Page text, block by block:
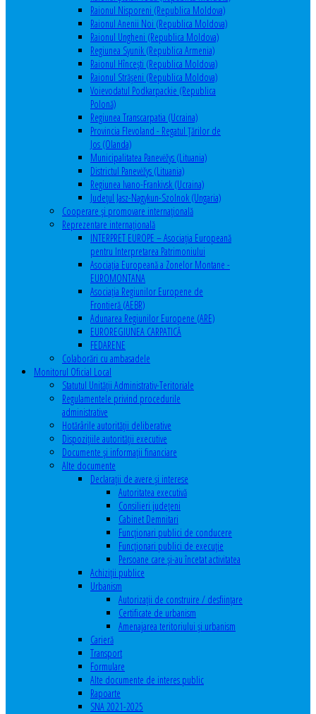
Raionul Nisporeni (Republica Moldova)
Raionul Anenii Noi (Republica Moldova)
Raionul Ungheni (Republica Moldova)
Regiunea Syunik (Republica Armenia)
Raionul Hîncești (Republica Moldova)
Raionul Străşeni (Republica Moldova)
Voievodatul Podkarpackie (Republica
Polonă)
Regiunea Transcarpatia (Ucraina)
Provincia Flevoland - Regatul Ţărilor de
Jos (Olanda)
Municipalitatea Panevėžys (Lituania)
Districtul Panevėžys (Lituania)
Regiunea Ivano-Frankivsk (Ucraina)
Judeţul Jasz-Nagykun-Szolnok (Ungaria)
Cooperare şi promovare internaţională
Reprezentare internaţională
INTERPRET EUROPE – Asociația Europeană
pentru Interpretarea Patrimoniului
Asociația Europeană a Zonelor Montane -
EUROMONTANA
Asociația Regiunilor Europene de
Frontieră (AEBR)
Adunarea Regiunilor Europene (ARE)
EUROREGIUNEA CARPATICĂ
FEDARENE
Colaborări cu ambasadele
Monitorul Oficial Local
Statutul Unităţii Administrativ-Teritoriale
Regulamentele privind procedurile
administrative
Hotărârile autorităţii deliberative
Dispoziţiile autorităţii executive
Documente şi informaţii financiare
Alte documente
Declaraţii de avere şi interese
Autoritatea executivă
Consilieri judeţeni
Cabinet Demnitari
Funcţionari publici de conducere
Funcționari publici de execuție
Persoane care şi-au încetat activitatea
Achiziţii publice
Urbanism
Autorizații de construire / desființare
Certificate de urbanism
Amenajarea teritoriului şi urbanism
Carieră
Transport
Formulare
Alte documente de interes public
Rapoarte
SNA 2021-2025